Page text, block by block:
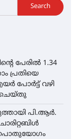
Search
പേരിൽ 1.34
പ്രതിയെ
പോർട്ട് വഴി
ചെയ്തു
പി.ആർ.
പൊതുയോഗം